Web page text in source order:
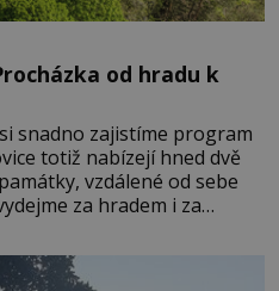
od hradu k
snadno zajistíme program
totiž nabízejí hned dvě
vzdálené od sebe
za hradem i za
vrchoviny vznikla někdy
kronikáři zaznamenali